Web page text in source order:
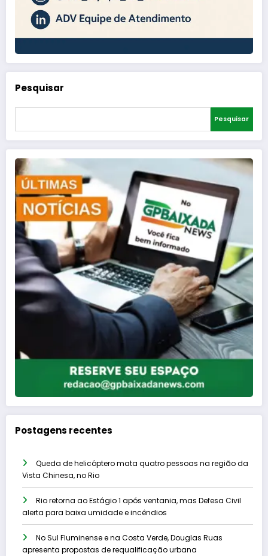
Pesquisar
Pesquisar
Postagens recentes
Queda de helicóptero mata quatro pessoas na região da
Vista Chinesa, no Rio
Rio retorna ao Estágio 1 após ventania, mas Defesa Civil
alerta para baixa umidade e incêndios
No Sul Fluminense e na Costa Verde, Douglas Ruas
apresenta propostas de requalificação urbana